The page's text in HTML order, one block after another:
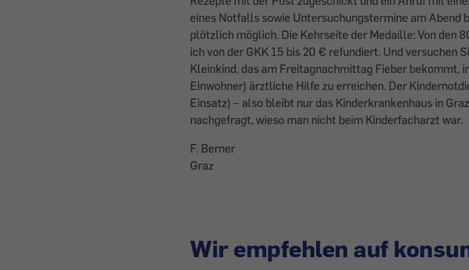
eines Notfalls sowie Untersuchungstermine am Abend
plötzlich möglich. Die Kehrseite der Medaille: Von den
ich von der GKK 15 bis 20 € refundiert. Und versuchen
Kleinkind, das am Freitagnachmittag Fieber bekommt,
Einwohner) ärztliche Hilfe zu erreichen. Der
Einsatz) – also bleibt nur das Kinderkrankenhaus in
nachgefragt, wieso man nicht beim Kinderfacharzt war.
F. Berner
Graz
Wir empfehlen auf